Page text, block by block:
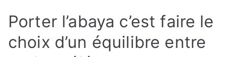
Porter l’abaya c’est faire le
choix d’un équilibre entre